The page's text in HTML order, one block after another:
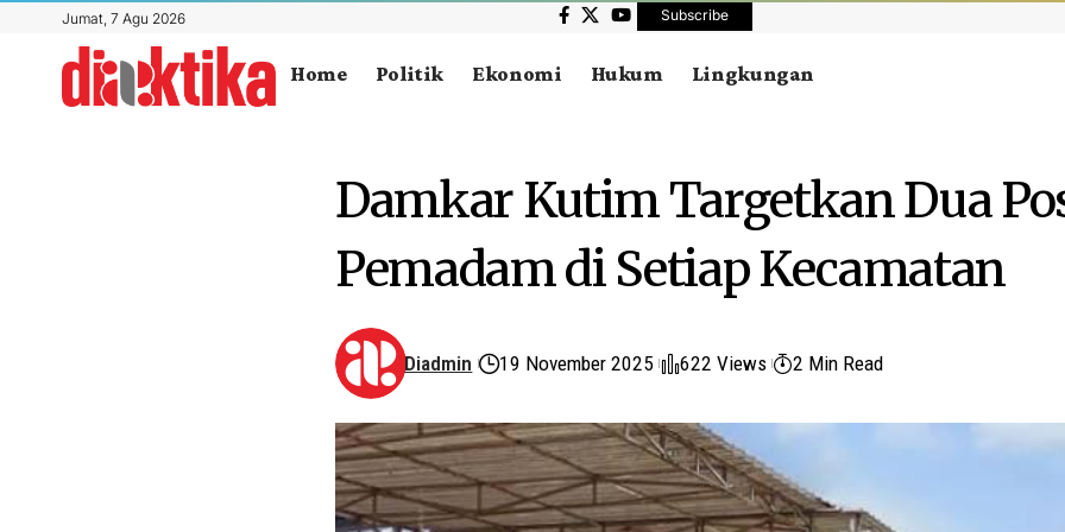
Jumat, 7 Agu 2026 Subscribe
Home Politik Ekonomi Hukum Lingkungan
Damkar Kutim Targetkan Dua
Pemadam di Setiap Kecamatan
Diadmin 19 November 2025 622 Views 2 Min Read